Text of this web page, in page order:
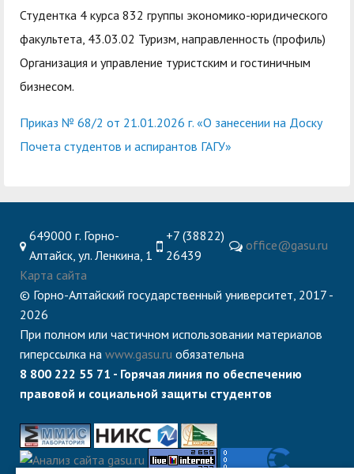
Студентка 4 курса 832 группы экономико-юридического
факультета, 43.03.02 Туризм, направленность (профиль)
Организация и управление туристским и гостиничным
бизнесом.
Приказ № 68/2 от 21.01.2026 г. «О занесении на Доску
Почета студентов и аспирантов ГАГУ»
649000 г. Горно-
Алтайск, ул. Ленкина, 1
+7 (38822)
26439
office@gasu.ru
Карта сайта
© Горно-Алтайский государственный университет, 2017 -
2026
При полном или частичном использовании материалов
гиперссылка на www.gasu.ru обязательна
8 800 222 55 71 - Горячая линия по обеспечению
правовой и социальной защиты студентов